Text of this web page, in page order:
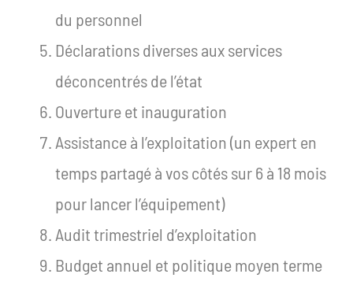
du personnel
Déclarations diverses aux services
déconcentrés de l’état
Ouverture et inauguration
Assistance à l’exploitation (un expert en
temps partagé à vos côtés sur 6 à 18 mois
pour lancer l’équipement)
Audit trimestriel d’exploitation
Budget annuel et politique moyen terme